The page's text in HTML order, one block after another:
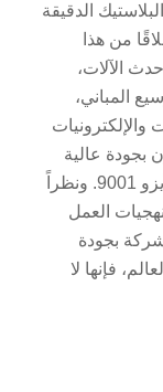
الدقيقة
من هذا
الآلات،
المباني،
بجودة عالية
وتميز تشغيلي؛ فهي حاصلة على شهادة الأيزو 9001. ونظراً
العمل
بجودة
فإنها لا